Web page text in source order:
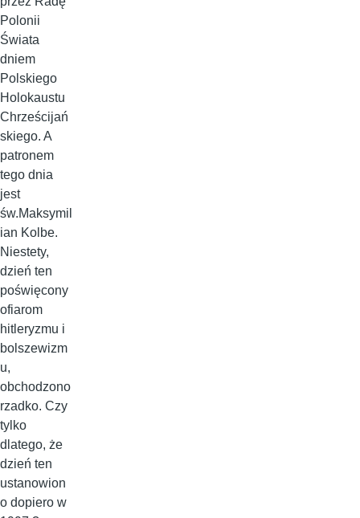
Polonii
Świata
dniem
Polskiego
Holokaustu
Chrześcijań
skiego. A
patronem
tego dnia
jest
św.Maksymil
ian Kolbe.
Niestety,
dzień ten
poświęcony
ofiarom
hitleryzmu i
bolszewizm
u,
obchodzono
rzadko. Czy
tylko
dlatego, że
dzień ten
ustanowion
o dopiero w